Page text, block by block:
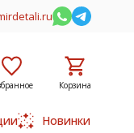
Корзина
Новинки